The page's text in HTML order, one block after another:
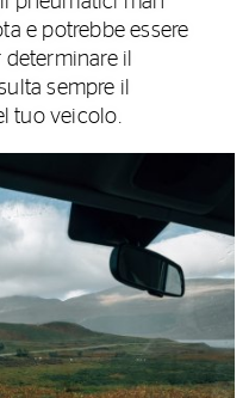
e potrebbe essere
il
sempre il
tuo veicolo.